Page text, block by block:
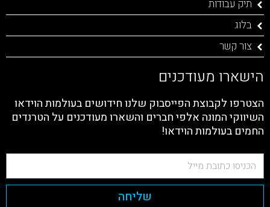
תיק עבודות
בלוג
צור קשר
הישארו מעודכנים
הצטרפו לקבוצת הפייסבוק שלנו חידושים בעולמות הוידאו
השיווקי המונה אלפי חברים והשארו מעודכנים על הטרנדים
החמים בעולמות הוידאו!
שליחה